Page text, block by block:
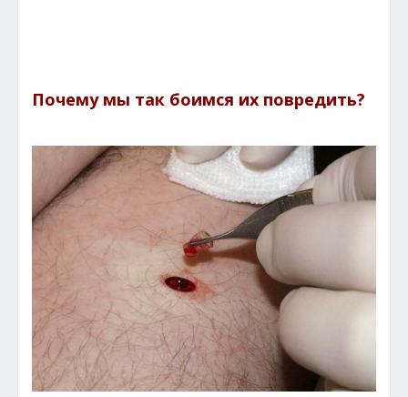
Почему мы так боимся их повредить?